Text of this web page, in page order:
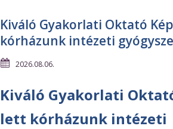
Kiváló Gyakorlati Oktató
kórházunk intézeti
2026.08.06.
Kiváló Gyakorlati
lett kórházunk intézeti